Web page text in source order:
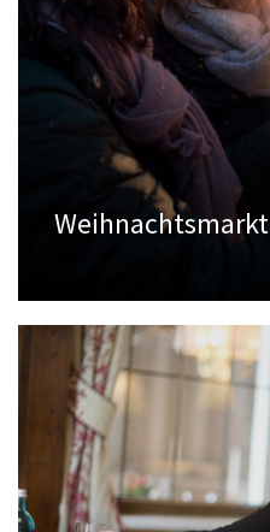
Weihnachtsmarkt